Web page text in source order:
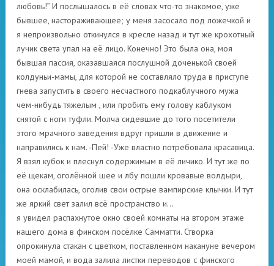
любовь!” И послышалось в её словах что-то знакомое, уже
бывшее, настораживающее; у меня засосало под ложечкой и
я непроизвольно откинулся в кресле назад и тут же крохотный
лучик света упал на её лицо. Конечно! Это была она, моя
бывшая пассия, оказавшаяся послушной доченькой своей
колдуньи-мамы, для которой не составляло труда в приступе
гнева запустить в своего несчастного подкаблучного мужа
чем-нибудь тяжелым , или пробить ему голову каблуком
снятой с ноги туфли. Молча сидевшие до того посетители
этого мрачного заведения вдруг пришли в движение и
направились к нам. -Пей! -Уже властно потребовала красавица.
Я взял кубок и плеснул содержимым в её личико. И тут же по
её щекам, оголённой шее и лбу пошли кровавые волдыри,
она осклабилась, оголив свои острые вампирские клычки. И тут
же яркий свет залил всё пространство и…
я увидел распахнутое окно своей комнаты на втором этаже
нашего дома в финском посёлке Самматти. Створка
опрокинула стакан с цветком, поставленном накануне вечером
моей мамой, и вода залила листки переводов с финского